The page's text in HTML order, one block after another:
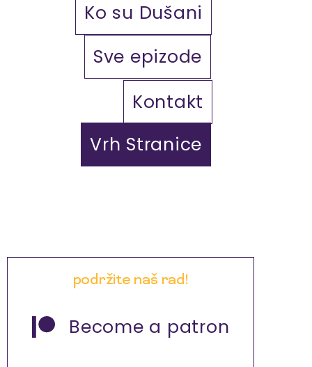
Ko su Dušani
Sve epizode
Kontakt
Vrh Stranice
podržite naš rad!
Become a patron